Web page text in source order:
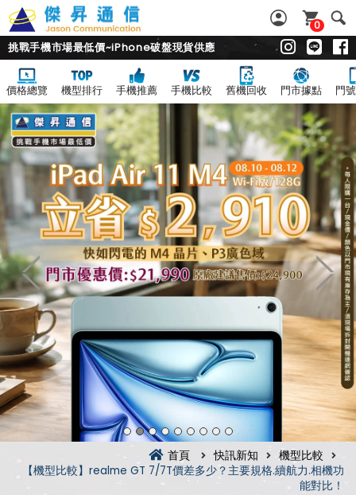
0
挑戰手機市場最低價~iPhone破盤現貨供應
價格總覽 機型排行 手機推薦 手機比較 舊機回收 門市據點 門
首頁 快訊新知
機型比較
【機型比較】realme GT 7/7T價差多少？主要規格.續航力.相機功
能對比！